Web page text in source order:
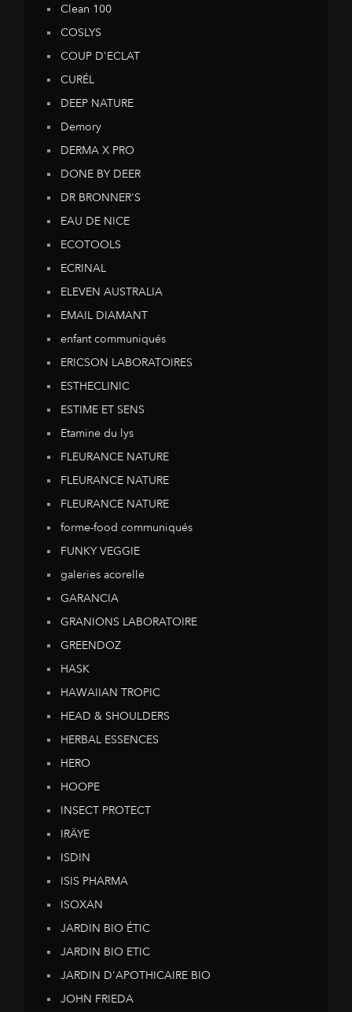
Clean 100
COSLYS
COUP D'ECLAT
CURÉL
DEEP NATURE
Demory
DERMA X PRO
DONE BY DEER
DR BRONNER'S
EAU DE NICE
ECOTOOLS
ECRINAL
ELEVEN AUSTRALIA
EMAIL DIAMANT
enfant communiqués
ERICSON LABORATOIRES
ESTHECLINIC
ESTIME ET SENS
Etamine du lys
FLEURANCE NATURE
FLEURANCE NATURE
FLEURANCE NATURE
forme-food communiqués
FUNKY VEGGIE
galeries acorelle
GARANCIA
GRANIONS LABORATOIRE
GREENDOZ
HASK
HAWAIIAN TROPIC
HEAD & SHOULDERS
HERBAL ESSENCES
HERO
HOOPE
INSECT PROTECT
IRÄYE
ISDIN
ISIS PHARMA
ISOXAN
JARDIN BIO ÉTIC
JARDIN BIO ETIC
JARDIN D'APOTHICAIRE BIO
JOHN FRIEDA